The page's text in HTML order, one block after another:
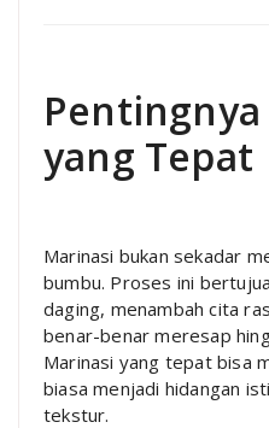
yang Tepat
Marinasi bukan sekadar
bumbu. Proses ini
daging, menambah cita
benar-benar meresap
Marinasi yang tepat bisa
biasa menjadi hidangan
tekstur.